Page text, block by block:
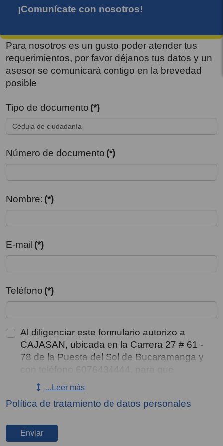
¡Comunícate con nosotros!
Para nosotros es un gusto poder atender tus
requerimientos, por favor déjanos tus datos y un
asesor se comunicará contigo en la brevedad
posible
Tipo de documento (*)
Número de documento (*)
Nombre: (*)
E-mail (*)
Teléfono (*)
Al diligenciar este formulario autorizo a
CAJASAN, ubicada en la Carrera 27 # 61 -
78 de la Puesta del Sol de Bucaramanga y
con teléfono 6076434444, para que
recolecte, almacene, use, circule y/o
suprima mis datos personales y los de mis
representados, consignados en este medio
de datos sensibles y de menores de edad
...Leer más
Política de tratamiento de datos personales
Enviar